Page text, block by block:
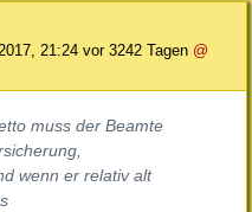
21:24 vor 3242 Tagen @
muss der Beamte
wenn er relativ alt